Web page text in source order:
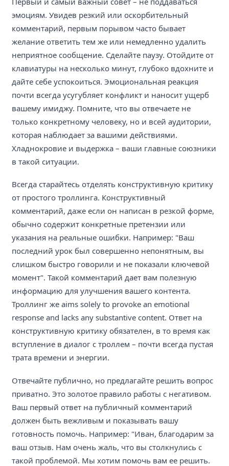
эмоциям. Увидев резкий или оскорбительный
комментарий, первым порывом часто бывает
желание ответить тем же или немедленно удалить
неприятное сообщение. Сделайте паузу. Отойдите от
клавиатуры на несколько минут, глубоко вдохните и
дайте себе успокоиться. Эмоциональная реакция
почти всегда усугубляет конфликт и наносит ущерб
вашему имиджу. Помните, что вы отвечаете не
только конкретному человеку, но и всей аудитории,
которая наблюдает за вашими действиями.
Хладнокровие и выдержка – ваши главные союзники
в такой ситуации.
Всегда старайтесь отделять конструктивную критику
от простого троллинга. Конструктивный
комментарий, даже если он написан в резкой форме,
обычно содержит конкретные претензии или
указания на реальные ошибки. Например: "Ваш
последний урок был совершенно непонятным, вы
слишком быстро говорили и не показали ключевой
момент". Такой комментарий дает вам полезную
информацию для улучшения вашего контента.
Троллинг же aims solely to provoke an emotional
response and lacks any substantive content. Ответ на
конструктивную критику обязателен, в то время как
вступление в диалог с троллем – почти всегда пустая
трата времени и энергии.
Отвечайте публично, но предлагайте решить вопрос
приватно. Это золотое правило работы с негативом.
Ваш первый ответ на публичный комментарий
должен быть вежливым и показывать вашу
готовность помочь. Например: "Иван, благодарим за
ваш отзыв. Нам очень жаль, что вы столкнулись с
такой проблемой. Мы хотим помочь вам ее решить.